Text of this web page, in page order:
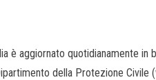
è aggiornato quotidianamente in
della Protezione Civile